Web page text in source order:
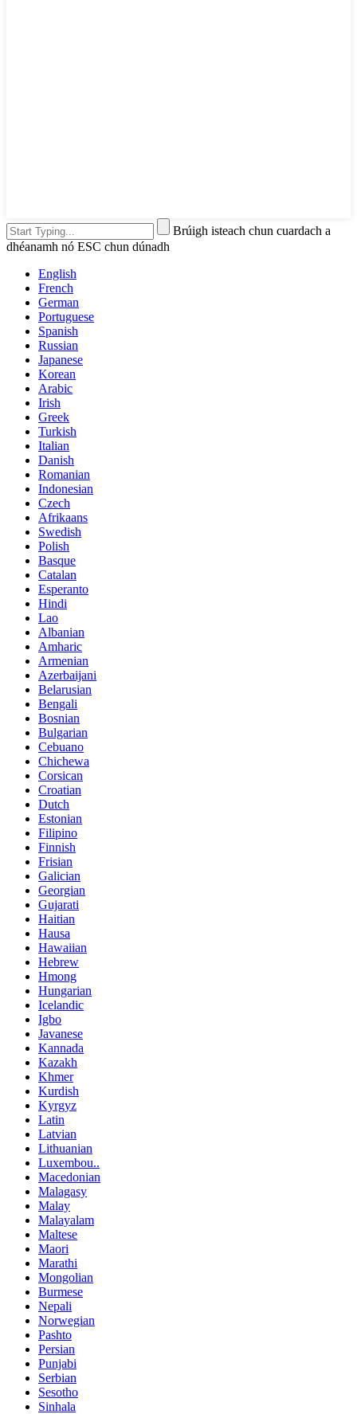
Brúigh isteach chun cuardach a
dhéanamh nó ESC chun dúnadh
English
French
German
Portuguese
Spanish
Russian
Japanese
Korean
Arabic
Irish
Greek
Turkish
Italian
Danish
Romanian
Indonesian
Czech
Afrikaans
Swedish
Polish
Basque
Catalan
Esperanto
Hindi
Lao
Albanian
Amharic
Armenian
Azerbaijani
Belarusian
Bengali
Bosnian
Bulgarian
Cebuano
Chichewa
Corsican
Croatian
Dutch
Estonian
Filipino
Finnish
Frisian
Galician
Georgian
Gujarati
Haitian
Hausa
Hawaiian
Hebrew
Hmong
Hungarian
Icelandic
Igbo
Javanese
Kannada
Kazakh
Khmer
Kurdish
Kyrgyz
Latin
Latvian
Lithuanian
Luxembou..
Macedonian
Malagasy
Malay
Malayalam
Maltese
Maori
Marathi
Mongolian
Burmese
Nepali
Norwegian
Pashto
Persian
Punjabi
Serbian
Sesotho
Sinhala